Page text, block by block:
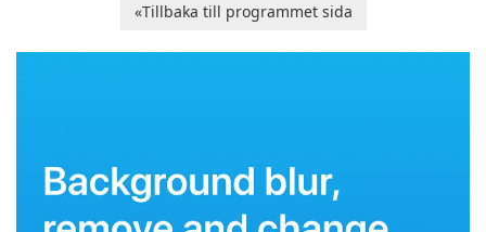
«Tillbaka till programmet sida